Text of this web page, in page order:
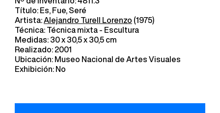
Título: Es, Fue, Seré
Artista: Alejandro Turell Lorenzo (1975)
Técnica: Técnica mixta - Escultura
Medidas: 30 x 30,5 x 30,5 cm
Realizado: 2001
Ubicación: Museo Nacional de Artes Visuales
Exhibición: No